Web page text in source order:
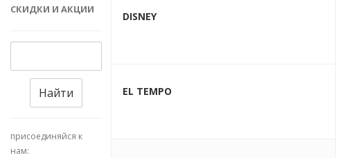
СКИДКИ И АКЦИИ
Найти
присоединяйся к
нам:
DISNEY
EL TEMPO